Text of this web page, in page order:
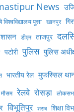
News
पूसा खानपुर
डीएम ताजपुर
पटोरी पुलिस पुलिस
भारतीय रेल मुफस्सिल
मौसम रेलवे रोसड़ा
विभूतिपुर शराब शिक्षा